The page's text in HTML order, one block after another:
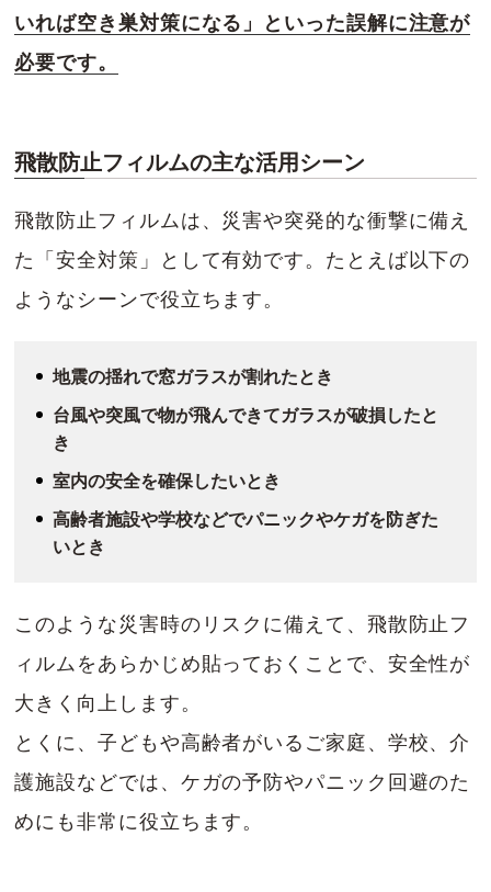
いれば空き巣対策になる」といった誤解に注意が
必要です。
飛散防止フィルムの主な活用シーン
飛散防止フィルムは、災害や突発的な衝撃に備え
た「安全対策」として有効です。たとえば以下の
ようなシーンで役立ちます。
地震の揺れで窓ガラスが割れたとき
台風や突風で物が飛んできてガラスが破損したと
き
室内の安全を確保したいとき
高齢者施設や学校などでパニックやケガを防ぎた
いとき
このような災害時のリスクに備えて、飛散防止フ
ィルムをあらかじめ貼っておくことで、安全性が
大きく向上します。
とくに、子どもや高齢者がいるご家庭、学校、介
護施設などでは、ケガの予防やパニック回避のた
めにも非常に役立ちます。